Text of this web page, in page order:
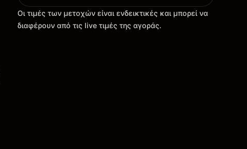
Οι τιμές των μετοχών είναι ενδεικτικές και μπορεί να
διαφέρουν από τις live τιμές της αγοράς.